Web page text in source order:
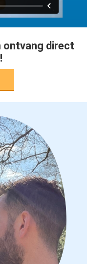
ontvang direct